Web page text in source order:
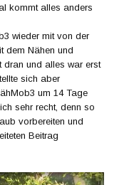
kommt alles anders
wieder mit von der
dem Nähen und
dran und alles war erst
sich aber
um 14 Tage
sehr recht, denn so
vorbereiten und
Beitrag